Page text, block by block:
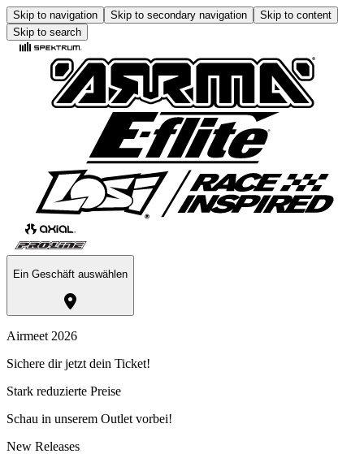
Skip to navigation Skip to secondary navigation
Skip to content
Skip to search
Ein Geschäft auswählen
Airmeet 2026
Sichere dir jetzt dein Ticket!
Stark reduzierte Preise
Schau in unserem Outlet vorbei!
New Releases